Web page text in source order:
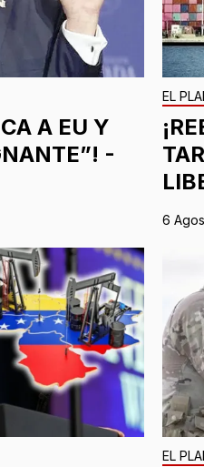
A EU Y
-
EL
6
EL